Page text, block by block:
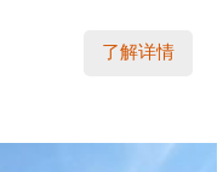
了解详情